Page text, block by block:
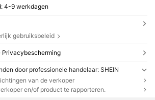
4-9 werkdagen
gebruiksbeleid
Privacybescherming
door professionele handelaar: SHEIN
van de verkoper
en/of product te rapporteren.